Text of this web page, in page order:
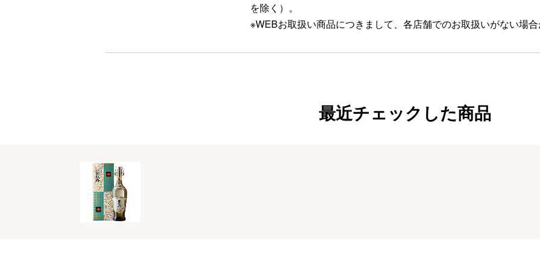
を除く）。
※WEBお取扱い商品につきまして、各店舗でのお取扱いがない場合
最近チェックした商品